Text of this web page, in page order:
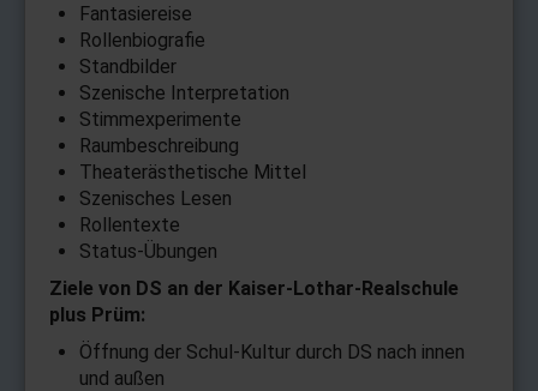
Fantasiereise
Rollenbiografie
Standbilder
Szenische Interpretation
Stimmexperimente
Raumbeschreibung
Theaterästhetische Mittel
Szenisches Lesen
Rollentexte
Status-Übungen
Ziele von DS an der Kaiser-Lothar-Realschule
plus Prüm:
Öffnung der Schul-Kultur durch DS nach innen
und außen